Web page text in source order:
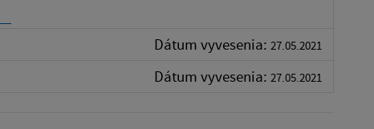
Dátum vyvesenia: 27.05.2021
Dátum vyvesenia: 27.05.2021